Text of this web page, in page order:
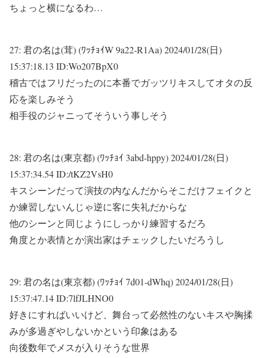
ちょっと横になるわ…
27: 君の名は(茸) (ﾜｯﾁｮｲW 9a22-R1Aa)2024/01/28(日)
15:37:18.13 ID:Wo207BpX0
稽古ではフリだったのに本番でガッツリキスしてオタの反
応を楽しみそう
相手役のジャニってそういう事しそう
28: 君の名は(東京都) (ﾜｯﾁｮｲ 3abd-hppy)2024/01/28(日)
15:37:34.54 ID:/tKZ2VsH0
キスシーンだって演技の内なんだからそこだけフェイクと
か練習しないんじゃ逆に客に失礼だからな
他のシーンと同じようにしっかり練習するだろ
角度とか表情とか演出家はチェックしたいだろうし
29: 君の名は(東京都) (ﾜｯﾁｮｲ 7d01-dWhq)2024/01/28(日)
15:37:47.14 ID:7lfJLHNO0
好きにすればいいけど、舞台って必然性のないキスや胸揉
みが多過ぎやしないかという印象はある
向後数年でメスが入りそうな世界